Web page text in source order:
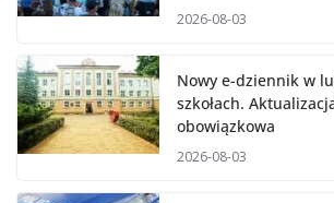
2026-08-03
Nowy e-dziennik w
szkołach.
obowiązkowa
2026-08-03